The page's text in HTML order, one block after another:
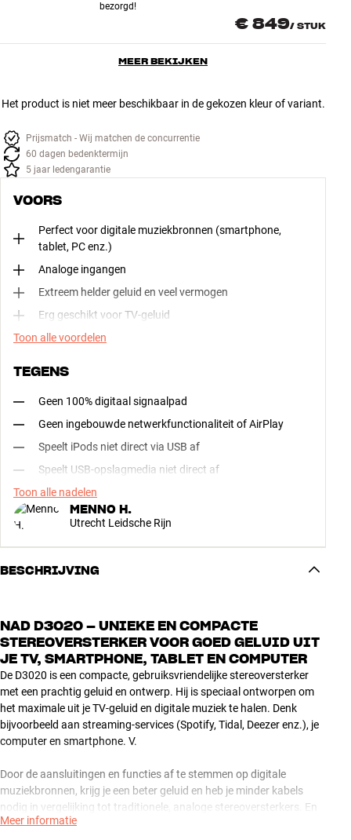
bezorgd!
€ 849/ STUK
MEER BEKIJKEN
Het product is niet meer beschikbaar in de gekozen kleur of variant.
Prijsmatch - Wij matchen de concurrentie
60 dagen bedenktermijn
5 jaar ledengarantie
VOORS
Perfect voor digitale muziekbronnen (smartphone,
tablet, PC enz.)
Analoge ingangen
Extreem helder geluid en veel vermogen
Erg geschikt voor TV-geluid
Toon alle voordelen
TEGENS
Geen 100% digitaal signaalpad
Geen ingebouwde netwerkfunctionaliteit of AirPlay
Speelt iPods niet direct via USB af
Speelt USB-opslagmedia niet direct af
Toon alle nadelen
MENNO H.
Utrecht Leidsche Rijn
BESCHRIJVING
NAD D3020 – UNIEKE EN COMPACTE
STEREOVERSTERKER VOOR GOED GELUID UIT
JE TV, SMARTPHONE, TABLET EN COMPUTER
De D3020 is een compacte, gebruiksvriendelijke stereoversterker
met een prachtig geluid en ontwerp. Hij is speciaal ontworpen om
het maximale uit je TV-geluid en digitale muziek te halen. Denk
bijvoorbeeld aan streaming-services (Spotify, Tidal, Deezer enz.), je
computer en smartphone. V.
Door de aansluitingen en functies af te stemmen op digitale
muziekbronnen, krijg je een beter geluid en heb je minder kabels
nodig in vergelijking tot traditionele, analoge stereoversterkers. En
als je je smartphone of tablet gebruikt om muziek mee af te spelen,
Meer informatie